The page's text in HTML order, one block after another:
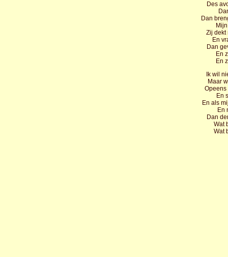
Des
Dan
Zij dekt
En
Dan
En
En
Ik wil
Maar
Opeens
En
En als
En
Dan
Wat
Wat